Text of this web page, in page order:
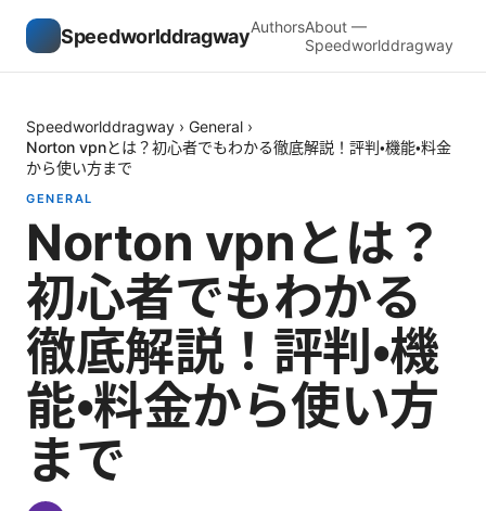
SpeedworlddragwayAuthorsAbout —
Speedworlddragway
Speedworlddragway › General ›
Norton vpnとは？初心者でもわかる徹底解説！評判・機能・料金
から使い方まで
GENERAL
Norton vpnとは？
初心者でもわかる
徹底解説！評判・機
能・料金から使い方
まで